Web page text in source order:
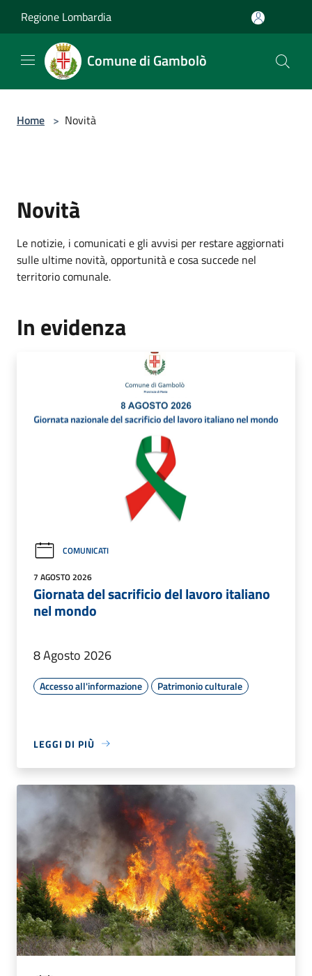
Regione Lombardia
Comune di Gambolò
Home > Novità
Novità
Le notizie, i comunicati e gli avvisi per restare aggiornati
sulle ultime novità, opportunità e cosa succede nel
territorio comunale.
In evidenza
COMUNICATI
7 AGOSTO 2026
Giornata del sacrificio del lavoro italiano
nel mondo
8 Agosto 2026
Accesso all'informazione Patrimonio culturale
LEGGI DI PIÙ